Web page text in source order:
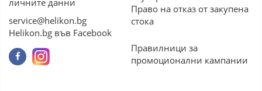
личните данни
service@helikon.bg
Helikon.bg във Facebook
Право на отказ от закупена
стока
Правилници за
промоционални кампании